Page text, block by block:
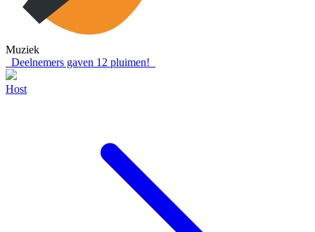
Muziek
Deelnemers gaven 12 pluimen!
Host